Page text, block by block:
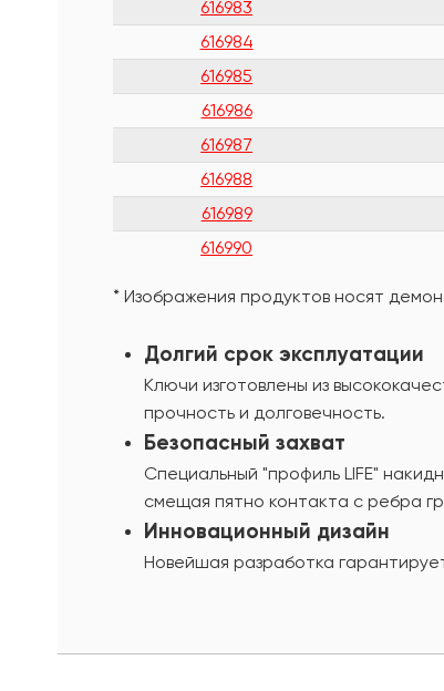
616983
616984
616985
616986
616987
616988
616989
616990
* Изображения продуктов носят
Долгий срок эксплуатации
Ключи изготовлены из
прочность и долговечность.
Безопасный захват
Специальный "профиль LIFE"
смещая пятно контакта с ребра
Инновационный дизайн
Новейшая разработка